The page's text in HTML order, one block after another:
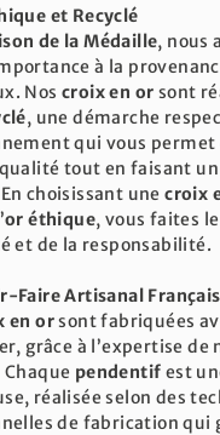
et Recyclé
de la Médaille, nous
à la
Noscroix en or sont
, une démarche
qui vous
tout en faisant un
choisissant unecroix
or éthique, vous faites
et de la responsabilité.
Faire Artisanal Français
en orsont fabriquées
grâce à l’expertise de
pendentif est
réalisée selon des
de fabrication qui